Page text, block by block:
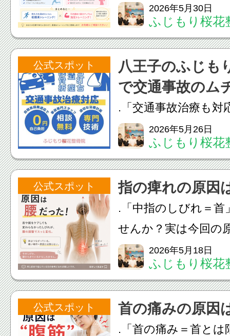
ニングの違い】「ど
の？」「何が違うの
るようで目的が違い
ーニングは1.心肺機
向上3.脂肪燃焼サポ
2026年5月30日
ふじもり桜花
公式スポット
八王子のふじも
で交通事故のム
.「交通事故治療も対
事故直後は症状がな
に首や腰の痛み、頭
ることもあります。
あるかも…」という
軽にご相談ください
2026年5月26日
ふじもり桜花
公式スポット 指の痺れの原因
.「中指のしびれ＝首
せんか？実は今回の
しても変わらなかっ
の調整でスッと変化
因がないこと、結構
たなら“首”と“腰”ど
2026年5月18日
ふじもり桜花
公式スポット 首の痛みの原因
.「首の痛み＝首とは